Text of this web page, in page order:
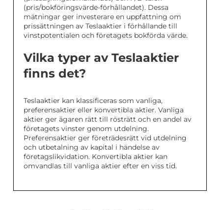
(pris/bokföringsvärde-förhållandet). Dessa
mätningar ger investerare en uppfattning om
prissättningen av Teslaaktier i förhållande till
vinstpotentialen och företagets bokförda värde.
Vilka typer av Teslaaktier
finns det?
Teslaaktier kan klassificeras som vanliga,
preferensaktier eller konvertibla aktier. Vanliga
aktier ger ägaren rätt till rösträtt och en andel av
företagets vinster genom utdelning.
Preferensaktier ger företrädesrätt vid utdelning
och utbetalning av kapital i händelse av
företagslikvidation. Konvertibla aktier kan
omvandlas till vanliga aktier efter en viss tid.